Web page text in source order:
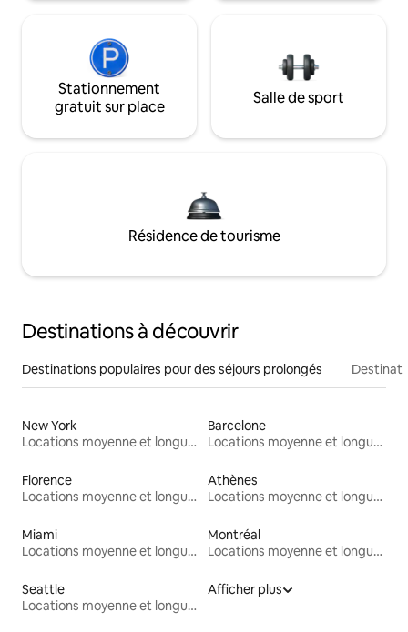
Stationnement
gratuit sur place
Salle de sport
Résidence de tourisme
Destinations à découvrir
Destinations populaires pour des séjours prolongés
New York
Locations moyenne et longue durée
Barcelone
Locations moyenne et longue durée
Florence
Locations moyenne et longue durée
Athènes
Locations moyenne et longue durée
Miami
Locations moyenne et longue durée
Montréal
Locations moyenne et longue durée
Seattle
Locations moyenne et longue durée
Afficher plus